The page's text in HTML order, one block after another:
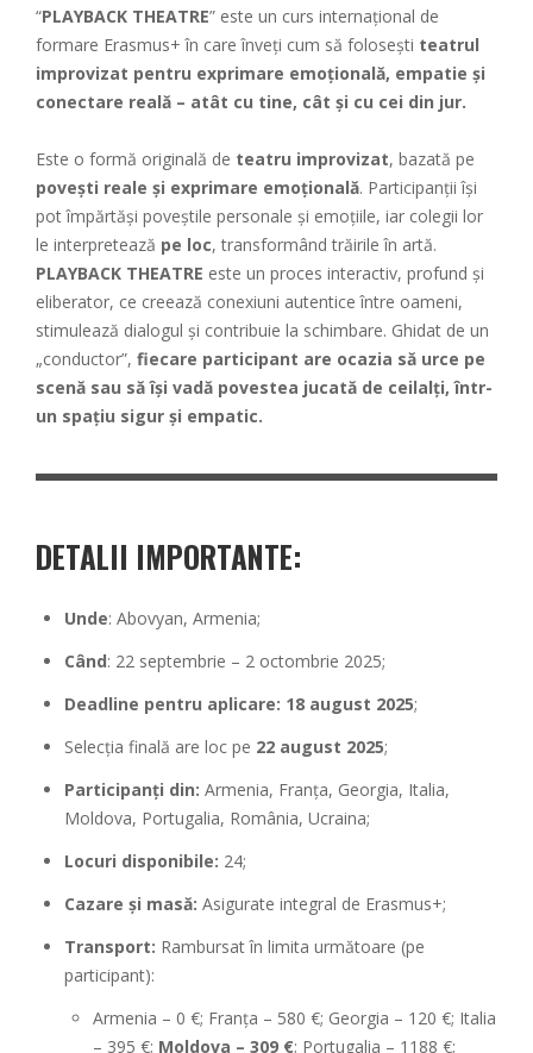
“PLAYBACK THEATRE” este un curs internațional de
formare Erasmus+ în care înveți cum să folosești teatrul
improvizat pentru exprimare emoțională, empatie și
conectare reală – atât cu tine, cât și cu cei din jur.
Este o formă originală de teatru improvizat, bazată pe
povești reale și exprimare emoțională. Participanții își
pot împărtăși poveștile personale și emoțiile, iar colegii lor
le interpretează pe loc, transformând trăirile în artă.
PLAYBACK THEATRE este un proces interactiv, profund și
eliberator, ce creează conexiuni autentice între oameni,
stimulează dialogul și contribuie la schimbare. Ghidat de un
„conductor”, fiecare participant are ocazia să urce pe
scenă sau să își vadă povestea jucată de ceilalți, într-
un spațiu sigur și empatic.
DETALII IMPORTANTE:
Unde: Abovyan, Armenia;
Când: 22 septembrie – 2 octombrie 2025;
Deadline pentru aplicare: 18 august 2025;
Selecția finală are loc pe 22 august 2025;
Participanți din: Armenia, Franța, Georgia, Italia,
Moldova, Portugalia, România, Ucraina;
Locuri disponibile: 24;
Cazare și masă: Asigurate integral de Erasmus+;
Transport: Rambursat în limita următoare (pe
participant):
Armenia – 0 €; Franța – 580 €; Georgia – 120 €; Italia
– 395 €; Moldova – 309 €; Portugalia – 1188 €;